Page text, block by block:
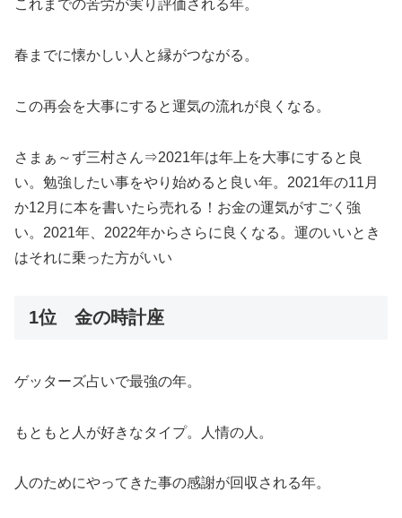
これまでの苦労が実り評価される年。
春までに懐かしい人と縁がつながる。
この再会を大事にすると運気の流れが良くなる。
さまぁ～ず三村さん⇒2021年は年上を大事にすると良
い。勉強したい事をやり始めると良い年。2021年の11月
か12月に本を書いたら売れる！お金の運気がすごく強
い。2021年、2022年からさらに良くなる。運のいいとき
はそれに乗った方がいい
1位 金の時計座
ゲッターズ占いで最強の年。
もともと人が好きなタイプ。人情の人。
人のためにやってきた事の感謝が回収される年。